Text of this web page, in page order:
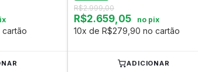
cartão
R$2.999,00
R$2.659,05 no pix
10x de R$279,90 no cartão
ADICIONAR